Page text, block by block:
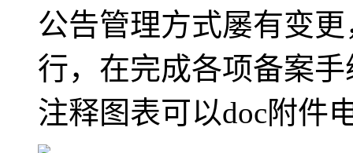
公告管理方式屡有变
行，在完成各项备案
注释图表可以doc附件